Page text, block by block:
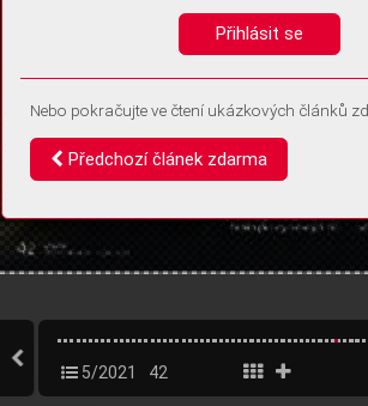
5/2021 42
Přihlásit se
Nebo pokračujte ve čtení ukázkových článků
Předchozí článek zdarma